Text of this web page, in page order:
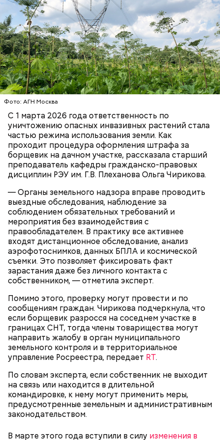
Фото: АГН Москва
С 1 марта 2026 года ответственность по
уничтожению опасных инвазивных растений стала
частью режима использования земли. Как
проходит процедура оформления штрафа за
борщевик на дачном участке, рассказала старший
преподаватель кафедры гражданско-правовых
дисциплин РЭУ им. Г.В. Плеханова Ольга Чирикова.
— Органы земельного надзора вправе проводить
выездные обследования, наблюдение за
соблюдением обязательных требований и
мероприятия без взаимодействия с
правообладателем. В практику все активнее
входят дистанционное обследование, анализ
аэрофотоснимков, данных БПЛА и космической
съемки. Это позволяет фиксировать факт
зарастания даже без личного контакта с
собственником, — отметила эксперт.
Помимо этого, проверку могут провести и по
сообщениям граждан. Чирикова подчеркнула, что
если борщевик разросся на соседнем участке в
границах СНТ, тогда члены товарищества могут
направить жалобу в орган муниципального
земельного контроля и в территориальное
управление Росреестра, передает RT.
По словам эксперта, если собственник не выходит
на связь или находится в длительной
командировке, к нему могут применить меры,
предусмотренные земельным и административным
законодательством.
В марте этого года вступили в силу изменения в
Диетолог Русакова рассказала,
что должно быть в составе
— Бывает тушенка, в которой много сала и
добавок, — ее нежелательно есть. Если эта тушенка
— просто мясо или даже домашнего
приготовления, то один-два раза в неделю она
может присутствовать в рационе, — подчеркнула
специалист.
По словам врача, тушенка полезнее колбасы,
потому что является отварным и герметично
упакованным продуктом. Однако если на упаковке
есть повреждения, то в таком случае даже
качественную тушенку брать не стоит. Она
непригодна для употребления и может стать
причиной развития ботулизма или других опасных
инфекций.
Если после вскрытия переложить тушенку в
другую посуду, она не будет портиться сутки или
двое, добавила Русакова. В противном случае при
вскрытии происходят процессы окисления, и
металлическая упаковка начинает оказывать
негативное влияние на мясо, заключила специалист.
— Затем достать подпекшийся до темного цвета
перец с углей и переложить его в пакет, чтобы
кожица стала мягкой. После необходимо снять эту
кожицу с овоща и нарезать. Далее готовые лук,
баклажан и кабачок разрезать пополам, а помидор
— на крупные дольки, — рассказал собеседник
«ВМ».
Для заправки нужно мелко нарезать чеснок и
смешать его с уксусом, оливковым маслом, сахаром
и нарезанной веточкой тархуна.
— Для сервировки салата необходимо выложить
все ингредиенты в чашу, поджарить слайсы сыра
на сковороде и выложить их на салат, — дополнил
Белькович.
Диетолог Соломатина объяснила,
как без вреда для здоровья выйти
из Великого поста
получиться три кулича среднего размера. Выпекать
их нужно при температуре 180 градусов около 40
минут.
Глазурь